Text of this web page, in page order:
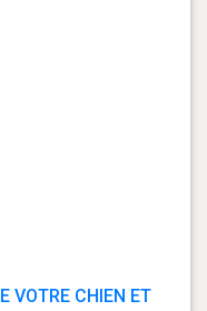
VOTRE CHIEN ET